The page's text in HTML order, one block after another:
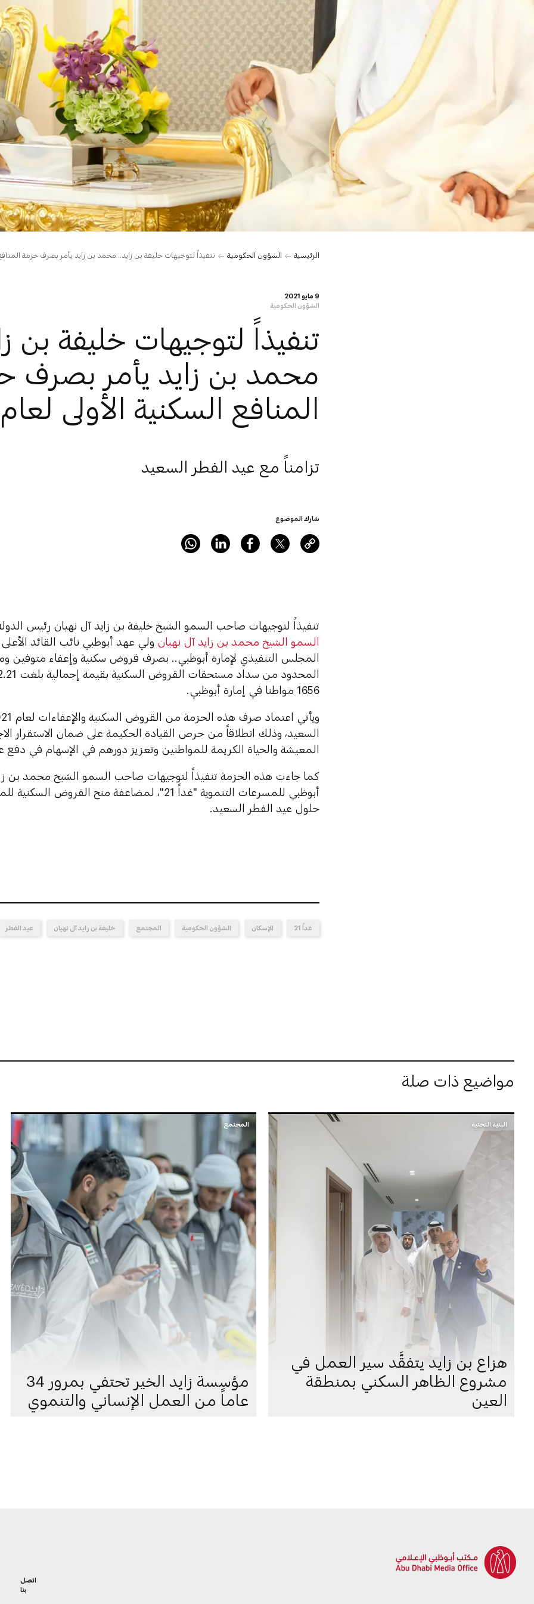
الرئيسية الشؤون الحكومية تنفيذاً لتوجيهات خليفة بن زايد.. محمد بن زايد يأمر بصرف حزمة المنافع
9 مايو 2021
الشؤون الحكومية
تنفيذاً لتوجيهات خليفة بن
محمد بن زايد يأمر بصرف
المنافع السكنية الأولى لعام 2021
تزامناً مع عيد الفطر السعيد
شارك الموضوع
تنفيذاً لتوجيهات صاحب السمو الشيخ خليفة بن زايد آل نهيان رئيس
السمو الشيخ محمد بن زايد آل نهيان ولي عهد أبوظبي نائب القائد
المجلس التنفيذي لإمارة أبوظبي.. بصرف قروض سكنية وإعفاء متوفين
1656 مواطنا في إمارة أبوظبي.
السعيد، وذلك انطلاقاً من حرص القيادة الحكيمة على ضمان الاستقرار
المعيشة والحياة الكريمة للمواطنين وتعزيز دورهم في الإسهام في دفع
كما جاءت هذه الحزمة تنفيذاً لتوجيهات صاحب السمو الشيخ محمد بن
أبوظبي للمسرعات التنموية "غداً 21"، لمضاعفة منح
حلول عيد الفطر السعيد.
غداً 21 الإسكان الشؤون الحكومية المجتمع خليفة بن زايد آل نهيان عيد الفطر
مواضيع ذات صلة
البنية التحتية
هزاع بن زايد يتفقَّد سير العمل في
مشروع الظاهر السكني بمنطقة
العين
المجتمع
مؤسسة زايد الخير تحتفي بمرور 34
عاماً من العمل الإنساني والتنموي
اتصل
بنا